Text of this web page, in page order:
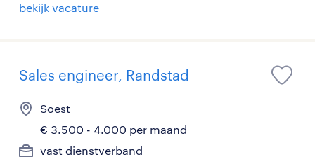
bekijk vacature
Sales engineer, Randstad
Soest
€ 3.500 - 4.000 per maand
vast dienstverband